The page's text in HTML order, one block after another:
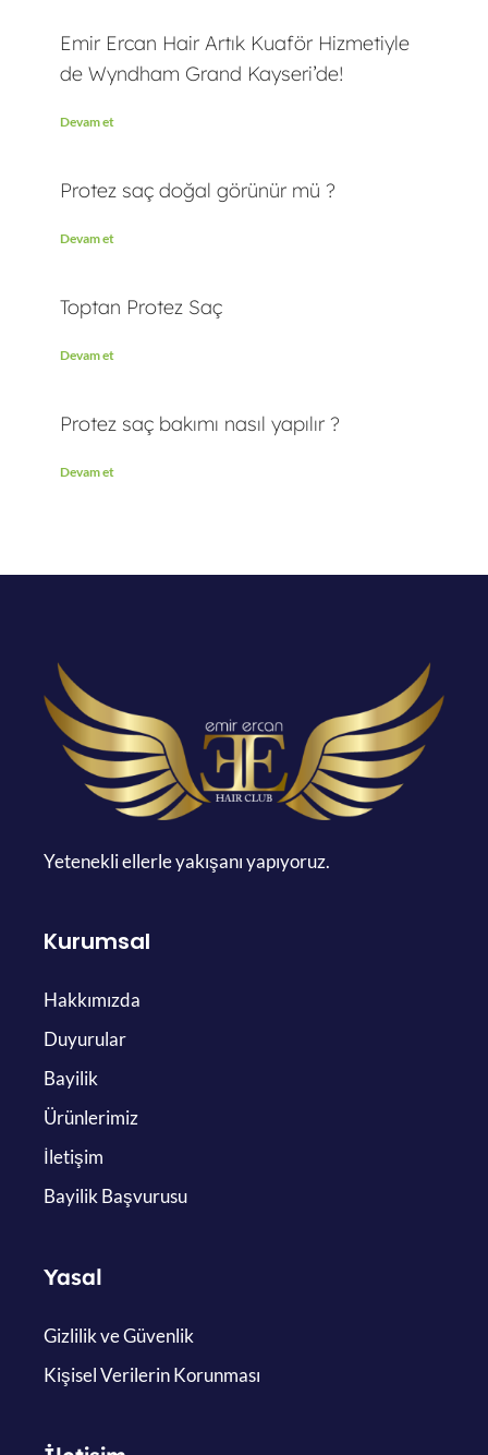
Emir Ercan Hair Artık Kuaför Hizmetiyle
de Wyndham Grand Kayseri’de!
Devam et
Protez saç doğal görünür mü ?
Devam et
Toptan Protez Saç
Devam et
Protez saç bakımı nasıl yapılır ?
Devam et
Yetenekli ellerle yakışanı yapıyoruz.
Kurumsal
Hakkımızda
Duyurular
Bayilik
Ürünlerimiz
İletişim
Bayilik Başvurusu
Yasal
Gizlilik ve Güvenlik
Kişisel Verilerin Korunması